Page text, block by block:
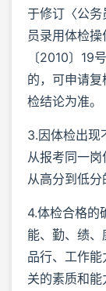
于修订〈公
员录用体检
〔2010〕19
的，可申请
检结论为准。
3.因体检出现
从报考同一
从高分到低分
4.体检合格的
能、勤、绩
品行、工作
关的素质和